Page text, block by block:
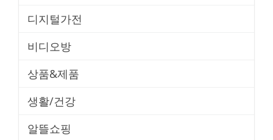
디지털가전
비디오방
상품&제품
생활/건강
알뜰쇼핑